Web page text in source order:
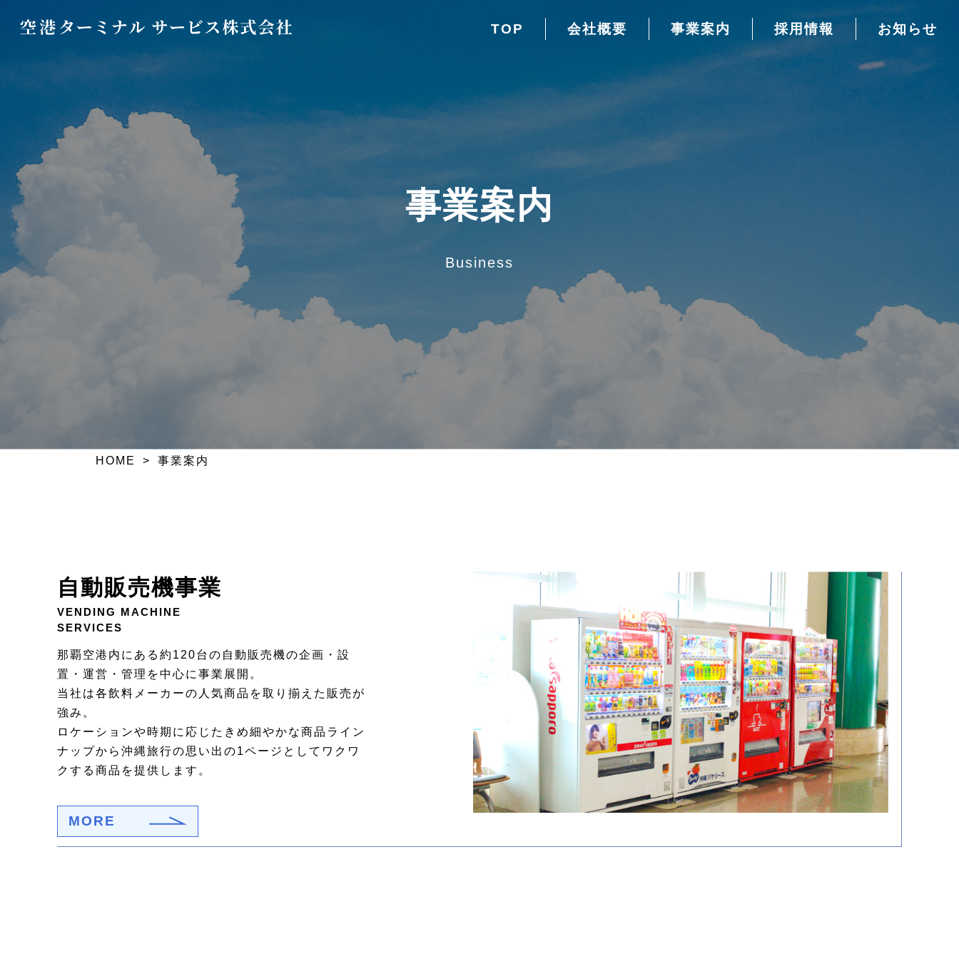
TOP 会社概要 事業案内 採用情報 お知らせ
事業案内
Business
HOME 事業案内
自動販売機事業
VENDING MACHINE
SERVICES
那覇空港内にある約120台の自動販売機の企画・設
置・運営・管理を中心に事業展開。
当社は各飲料メーカーの人気商品を取り揃えた販売が
強み。
ロケーションや時期に応じたきめ細やかな商品ライン
ナップから沖縄旅行の思い出の1ページとしてワクワ
クする商品を提供します。
MORE